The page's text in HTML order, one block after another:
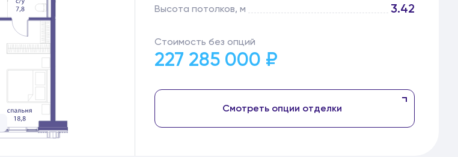
Высота потолков, м 3.42
Стоимость без опций
227 285 000 ₽
Смотреть опции отделки